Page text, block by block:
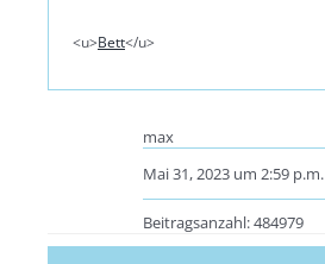
<u>Bett</u>
max
Mai 31, 2023 um 2:59 p.m.
Beitragsanzahl: 484979